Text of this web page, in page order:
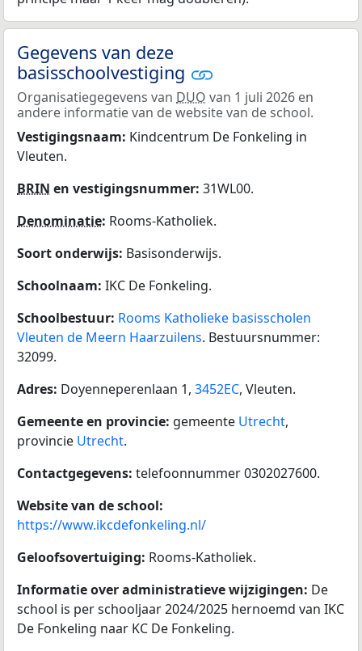
Gegevens van deze
basisschoolvestiging
Organisatiegegevens van DUO van 1 juli 2026 en
andere informatie van de website van de school.
Vestigingsnaam: Kindcentrum De Fonkeling in
Vleuten.
BRIN en vestigingsnummer: 31WL00.
Denominatie: Rooms-Katholiek.
Soort onderwijs: Basisonderwijs.
Schoolnaam: IKC De Fonkeling.
Schoolbestuur: Rooms Katholieke basisscholen
Vleuten de Meern Haarzuilens. Bestuursnummer:
32099.
Adres: Doyenneperenlaan 1, 3452EC, Vleuten.
Gemeente en provincie: gemeente Utrecht,
provincie Utrecht.
Contactgegevens: telefoonnummer 0302027600.
Website van de school:
https://www.ikcdefonkeling.nl/
Geloofsovertuiging: Rooms-Katholiek.
Informatie over administratieve wijzigingen: De
school is per schooljaar 2024/2025 hernoemd van IKC
De Fonkeling naar KC De Fonkeling.